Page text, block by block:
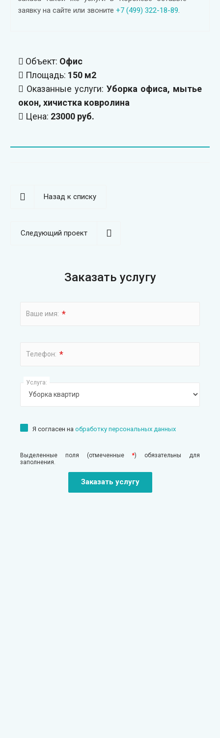
заявку на сайте или звоните +7 (499) 322-18-89.
Объект: Офис
Площадь: 150 м2
Оказанные услуги: Уборка офиса, мытье
окон, хичистка ковролина
Цена: 23000 руб.
Назад к списку
Следующий проект
Заказать услугу
Ваше имя: *
Телефон: *
Услуга:
Я согласен на обработку персональных данных
Выделенные поля (отмеченные *) обязательны для
заполнения.